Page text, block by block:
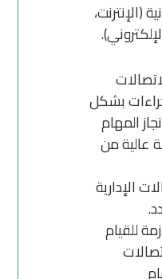
(الإنترنت،
بشكل
المهام
عالية من
الإدارية
للقيام